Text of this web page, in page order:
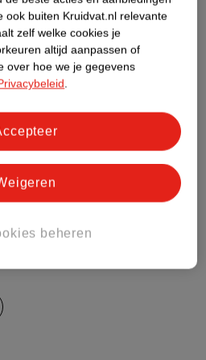
heeft (nog) geen Nature
Score.
ook buiten Kruidvat.nl relevante
zelf welke cookies je
altijd aanpassen of
over hoe we je gegevens
.
beheren